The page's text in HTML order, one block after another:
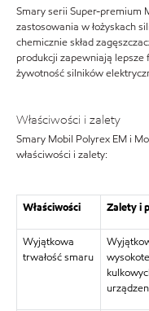
Smary serii Super-premium
zastosowania w łożyskach
chemicznie skład
produkcji zapewniają lepsze
żywotność silników
Właściwości i zalety
Smary Mobil Polyrex EM i
właściwości i zalety:
Właściwości Zalety i
Wyjątkowa
trwałość smaru